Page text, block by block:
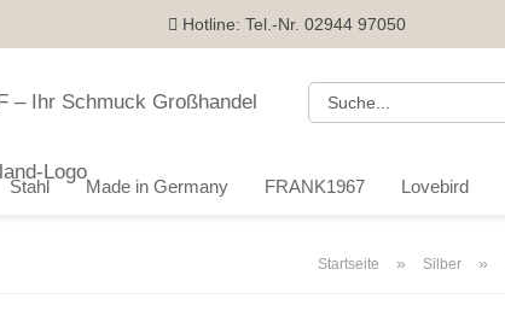
Hotline: Tel.-Nr. 02944 97050
Stahl Made in Germany FRANK1967 Lovebird
Startseite » Silber »